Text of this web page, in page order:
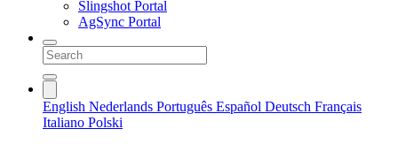
Slingshot Portal
AgSync Portal
English Nederlands Português Español Deutsch Français
Italiano Polski